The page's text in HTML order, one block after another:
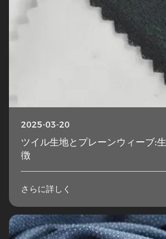
2025-03-20
ツイル生地とプレーンウィーブ:
徴
さらに詳しく